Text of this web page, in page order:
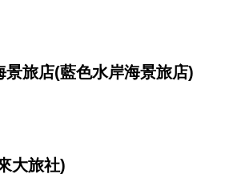
景旅店(藍色水岸海景旅店)
大旅社)